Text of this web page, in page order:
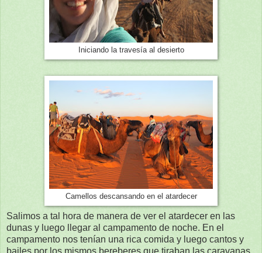
Iniciando la travesía al desierto
Camellos descansando en el atardecer
Salimos a tal hora de manera de ver el atardecer en las
dunas y luego llegar al campamento de noche. En el
campamento nos tenían una rica comida y luego cantos y
bailes por los mismos bereberes que tiraban las caravanas